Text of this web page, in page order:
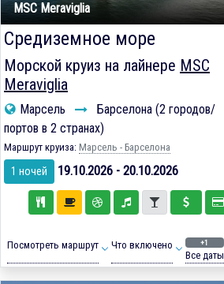
MSC Meraviglia
Средиземное море
Морской круиз на лайнере MSC
Meraviglia
Марсель
Барселона (2 городов/
портов в 2 странах)
Маршрут круиза: Марсель - Барселона
1 ночей 19.10.2026 - 20.10.2026
Посмотреть маршрут Что включено +1
Все даты